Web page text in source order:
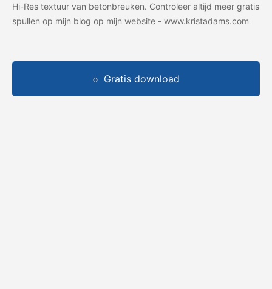
Hi-Res textuur van betonbreuken. Controleer altijd meer gratis
spullen op mijn blog op mijn website - www.kristadams.com
Gratis download